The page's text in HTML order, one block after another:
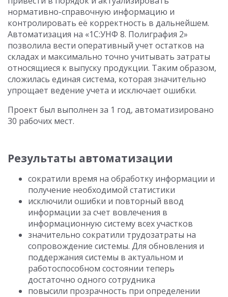
нормативно-справочную информацию и
контролировать её корректность в дальнейшем.
Автоматизация на «1С:УНФ 8. Полиграфия 2»
позволила вести оперативный учет остатков на
складах и максимально точно учитывать затраты
относящиеся к выпуску продукции. Таким образом,
сложилась единая система, которая значительно
упрощает ведение учета и исключает ошибки.
Проект был выполнен за 1 год, автоматизировано
30 рабочих мест.
Результаты автоматизации
сократили время на обработку информации и
получение необходимой статистики
исключили ошибки и повторный ввод
информации за счет вовлечения в
информационную систему всех участков
значительно сократили трудозатраты на
сопровождение системы. Для обновления и
поддержания системы в актуальном и
работоспособном состоянии теперь
достаточно одного сотрудника
повысили прозрачность при определении